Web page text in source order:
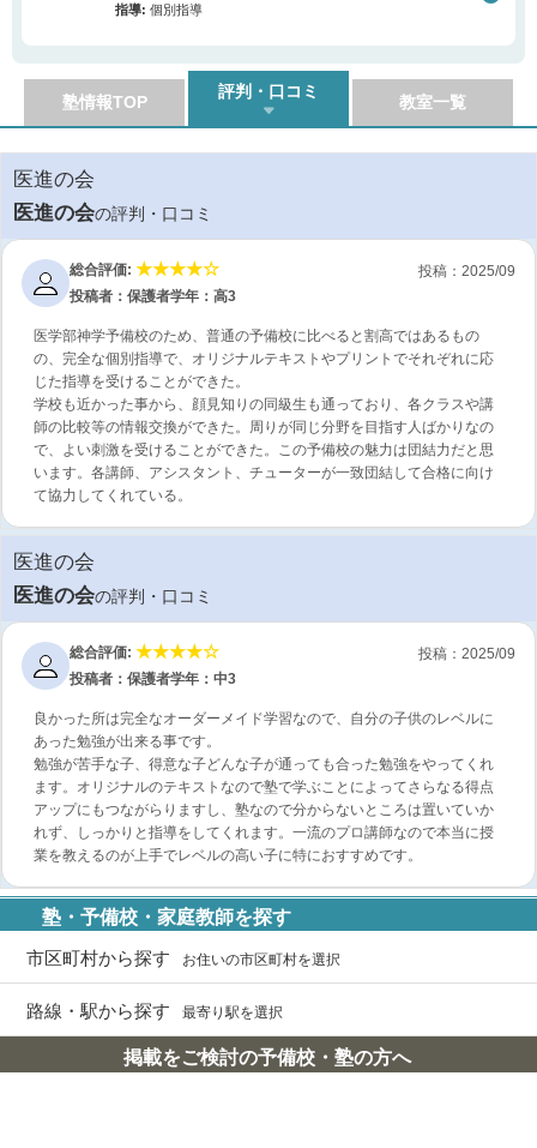
指導: 個別指導
塾情報TOP
評判・口コミ
教室一覧
医進の会
医進の会の評判・口コミ
投稿：2025/09
総合評価:
投稿者：保護者学年：高3
医学部神学予備校のため、普通の予備校に比べると割高ではあるもの
の、完全な個別指導で、オリジナルテキストやプリントでそれぞれに応
じた指導を受けることができた。
学校も近かった事から、顔見知りの同級生も通っており、各クラスや講
師の比較等の情報交換ができた。周りが同じ分野を目指す人ばかりなの
で、よい刺激を受けることができた。この予備校の魅力は団結力だと思
います。各講師、アシスタント、チューターが一致団結して合格に向け
て協力してくれている。
医進の会
医進の会の評判・口コミ
投稿：2025/09
総合評価:
投稿者：保護者学年：中3
良かった所は完全なオーダーメイド学習なので、自分の子供のレベルに
あった勉強が出来る事です。
勉強が苦手な子、得意な子どんな子が通っても合った勉強をやってくれ
ます。オリジナルのテキストなので塾で学ぶことによってさらなる得点
アップにもつながらりますし、塾なので分からないところは置いていか
れず、しっかりと指導をしてくれます。一流のプロ講師なので本当に授
業を教えるのが上手でレベルの高い子に特におすすめです。
塾・予備校・家庭教師を探す
市区町村から探す お住いの市区町村を選択
路線・駅から探す 最寄り駅を選択
掲載をご検討の予備校・塾の方へ